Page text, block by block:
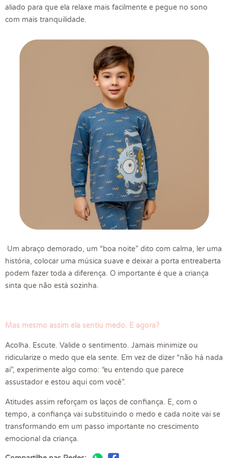
aliado para que ela relaxe mais facilmente e pegue no sono
com mais tranquilidade.
Um abraço demorado, um “boa noite” dito com calma, ler uma
história, colocar uma música suave e deixar a porta entreaberta
podem fazer toda a diferença. O importante é que a criança
sinta que não está sozinha.
Mas mesmo assim ela sentiu medo. E agora?
Acolha. Escute. Valide o sentimento. Jamais minimize ou
ridicularize o medo que ela sente. Em vez de dizer “não há nada
aí”, experimente algo como: “eu entendo que parece
assustador e estou aqui com você”.
Atitudes assim reforçam os laços de confiança. E, com o
tempo, a confiança vai substituindo o medo e cada noite vai se
transformando em um passo importante no crescimento
emocional da criança.